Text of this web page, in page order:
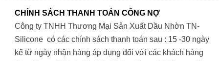
CHÍNH SÁCH THANH TOÁN CÔNG NỢ
Công ty TNHH Thương Mại Sản Xuất Dầu Nhờn TN-
Silicone có các chính sách thanh toán sau : 15 -30 ngày
kể từ ngày nhận hàng áp dụng đối với các khách hàng